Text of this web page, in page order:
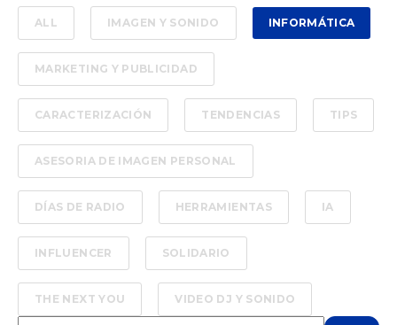
ALL IMAGEN Y SONIDO INFORMÁTICA
MARKETING Y PUBLICIDAD
CARACTERIZACIÓN TENDENCIAS TIPS
ASESORIA DE IMAGEN PERSONAL
DÍAS DE RADIO HERRAMIENTAS IA
INFLUENCER SOLIDARIO
THE NEXT YOU VIDEO DJ Y SONIDO